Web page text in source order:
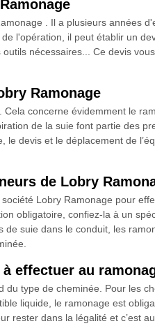
. Il a plusieurs années
l'opération, il peut établir un
nécessaires... Ce devis
Ramonage
concerne évidemment le
de la suie font partie des
devis et le déplacement de
de Lobry
Lobry Ramonage pour
obligatoire, confiez-la à un
suie dans le conduit, les
effectuer au
type de cheminée. Pour les
liquide, le ramonage est
dans la légalité et c’est